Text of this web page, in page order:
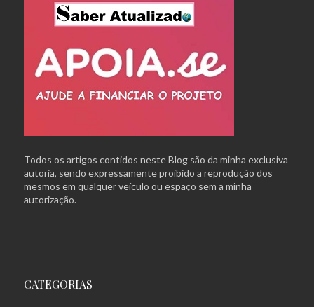
Todos os artigos contidos neste Blog são da minha exclusiva
autoria, sendo expressamente proibido a reprodução dos
mesmos em qualquer veículo ou espaço sem a minha
autorização.
CATEGORIAS